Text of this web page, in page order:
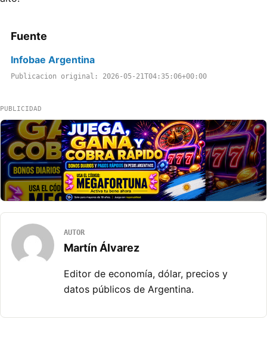
Fuente
Infobae Argentina
Publicacion original: 2026-05-21T04:35:06+00:00
PUBLICIDAD
AUTOR
Martín Álvarez
Editor de economía, dólar, precios y
datos públicos de Argentina.